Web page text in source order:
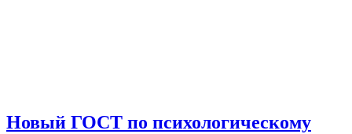
Новый ГОСТ по психологическому